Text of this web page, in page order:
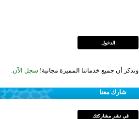
وتذكر أن جميع خدماتنا المميزة مجانية! سجل الآن.
شارك معنا
في نشر مشاركتك